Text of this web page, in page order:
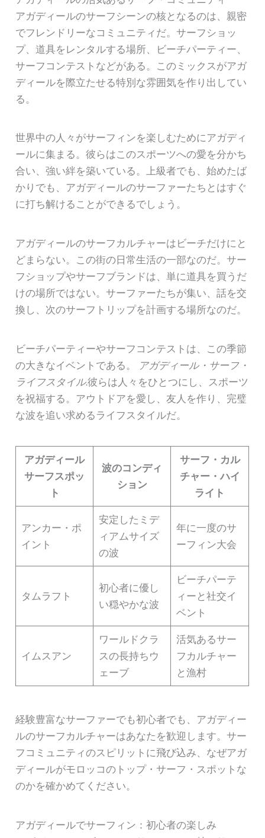
アガディールのサーフシーンの核となるのは、親密
でフレンドリーなコミュニティだ。サーフショッ
プ、道具をレンタルする場所、ビーチパーティー、
サーフコンテストなどがある。このミックスがアガ
ディールを際立たせる特別な雰囲気を作り出してい
る。
世界中の人々がサーフィンを楽しむためにアガディ
ールに集まる。彼らはこのスポーツへの愛を分かち
合い、強い絆を築いている。上級者でも、始めたば
かりでも、アガディールのサーファーたちとはすぐ
に打ち解けることができるでしょう。
アガディールのサーフカルチャーはビーチだけにと
どまらない。この街の日常生活の一部なのだ。サー
フショップやサーフブランドは、単に道具を買うだ
けの場所ではない。サーファーたちが集い、話を交
換し、次のサーフトリップを計画する場所なのだ。
ビーチパーティーやサーフコンテストは、この季節
の大きなイベントである。
アガディール・サーフ・
ライフスタイル.彼らは人々をひとつにし、スポーツ
を祝福する。アウトドアを愛し、友人を作り、完璧
な波を追い求めるライフスタイルだ。
アガディール
サーフスポッ
ト
波のコンディ
ション
サーフ・カル
チャー・ハイ
ライト
アンカー・ポ
イント
安定したミデ
ィアムサイズ
の波
年に一度のサ
ーフィン大会
タムラフト
初心者に優し
い穏やかな波
ビーチパーテ
ィーと社交イ
ベント
イムスアン
ワールドクラ
スの長持ちウ
ェーブ
活気あるサー
フカルチャー
と漁村
経験豊富なサーファーでも初心者でも、アガディー
ルのサーフカルチャーはあなたを歓迎します。サー
フコミュニティのスピリットに飛び込み、なぜアガ
ディールがモロッコのトップ・サーフ・スポットな
のかを確かめてください。
アガディールでサーフィン：初心者の楽しみ